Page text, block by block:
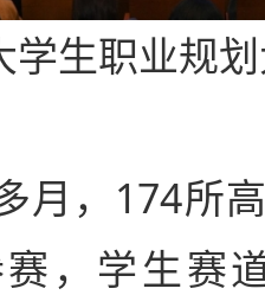
学生职业规
，174所高
，学生赛